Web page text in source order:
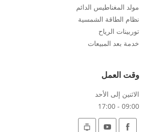
مولد المغناطيس الدائم
نظام الطاقة الشمسية
توربينات الرياح
خدمة بعد المبيعات
وقت العمل
الاثنين إلى الأحد
09:00 - 17:00